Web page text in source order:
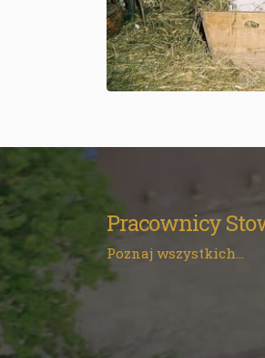
Pracownicy
Poznaj wszystkich...